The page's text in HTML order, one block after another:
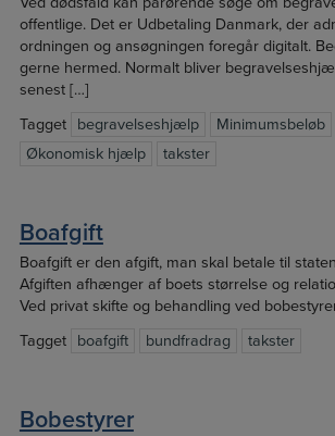
offentlige. Det er Udbetaling Danmark, der
ordningen og ansøgningen foregår digitalt.
gerne hermed. Normalt bliver
senest […]
Tagget
begravelseshjælp Minimumsbeløb
Økonomisk hjælp
takster
Boafgift
Boafgift er den afgift, man skal betale til
Afgiften afhænger af boets størrelse og
Ved privat skifte og behandling ved
Tagget
boafgift bundfradrag takster
Bobestyrer